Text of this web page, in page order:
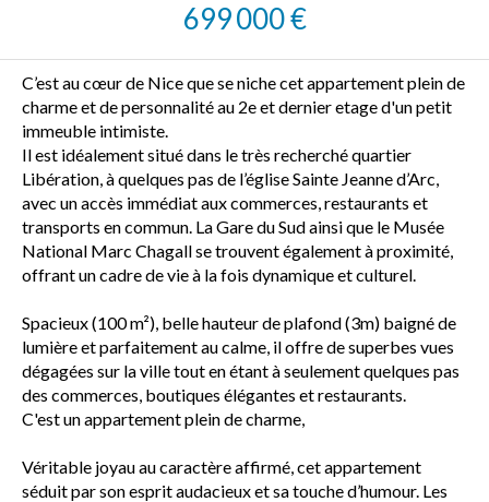
699 000 €
C’est au cœur de Nice que se niche cet appartement plein de
charme et de personnalité au 2e et dernier etage d'un petit
immeuble intimiste.
Il est idéalement situé dans le très recherché quartier
Libération, à quelques pas de l’église Sainte Jeanne d’Arc,
avec un accès immédiat aux commerces, restaurants et
transports en commun. La Gare du Sud ainsi que le Musée
National Marc Chagall se trouvent également à proximité,
offrant un cadre de vie à la fois dynamique et culturel.
Spacieux (100 m²), belle hauteur de plafond (3m) baigné de
lumière et parfaitement au calme, il offre de superbes vues
dégagées sur la ville tout en étant à seulement quelques pas
des commerces, boutiques élégantes et restaurants.
C'est un appartement plein de charme,
Véritable joyau au caractère affirmé, cet appartement
séduit par son esprit audacieux et sa touche d’humour. Les